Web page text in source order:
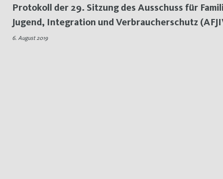
Protokoll der 29. Sitzung des Ausschuss für
Jugend, Integration und Verbraucherschutz
6. August 2019